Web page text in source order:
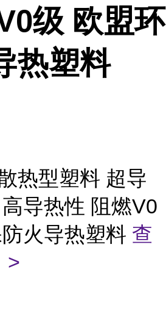
级 欧盟环
热塑料
热型塑料 超导
导热性 阻燃V0
火导热塑料 查
>